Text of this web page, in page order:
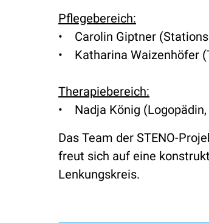
Pflegebereich:
• Carolin Giptner
• Katharina Waizenhöfer
Therapiebereich:
• Nadja König
Das Team der STENO-
freut sich auf eine
Lenkungskreis.